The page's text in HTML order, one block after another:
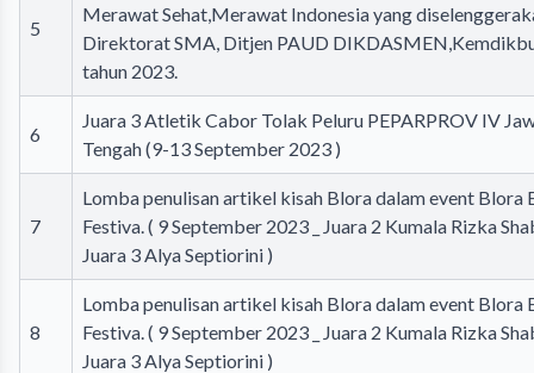
5
Merawat Sehat,Merawat Indonesia yang
Direktorat SMA, Ditjen PAUD
tahun 2023.
6
Juara 3 Atletik Cabor Tolak Peluru PEPARPROV IV
Tengah (9-13 September 2023 )
7
Lomba penulisan artikel kisah Blora dalam event Blora
Festiva. ( 9 September 2023 _ Juara 2 Kumala Rizka
Juara 3 Alya Septiorini )
8
Lomba penulisan artikel kisah Blora dalam event Blora
Festiva. ( 9 September 2023 _ Juara 2 Kumala Rizka
Juara 3 Alya Septiorini )